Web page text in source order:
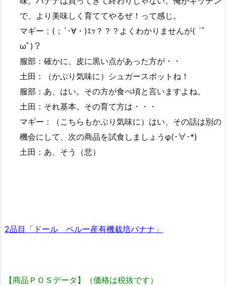
で、より美味しく育ててやるぜ！って感じ。
マギー：(；´･∀・)ｴｯ？？？よくわかりませんが( ´ﾟ
ωﾟ)？
服部：確かに、皮に黒い点があった方が・・
土田：（かぶり気味に）シュガースポットね！
服部：あ、はい。その方が食べ頃と言いますよね。
土田：それ基本。その育て方は・・・
マギー：（こちらもかぶり気味に）はい、その話は別の
機会にして、次の商品を試食しましょうφ(･∀･*)
土田：あ、そう（悲）
2品目「ドール ペルー産有機栽培バナナ」
【商品ＰＯＳデータ】（価格は税抜です）